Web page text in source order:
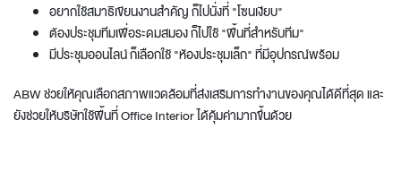
อยากใช้สมาธิเขียนงานสำคัญ ก็ไปนั่งที่ "โซนเงียบ"
ต้องประชุมทีมเพื่อระดมสมอง ก็ไปใช้ "พื้นที่สำหรับทีม"
มีประชุมออนไลน์ ก็เลือกใช้ "ห้องประชุมเล็ก" ที่มีอุปกรณ์พร้อม
ABW ช่วยให้คุณเลือกสภาพแวดล้อมที่ส่งเสริมการทำงานของคุณได้ดีที่สุด และ
ยังช่วยให้บริษัทใช้พื้นที่ Office Interior ได้คุ้มค่ามากขึ้นด้วย